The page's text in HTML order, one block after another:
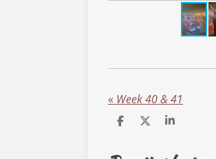
« Week 40 & 41
D
D
S